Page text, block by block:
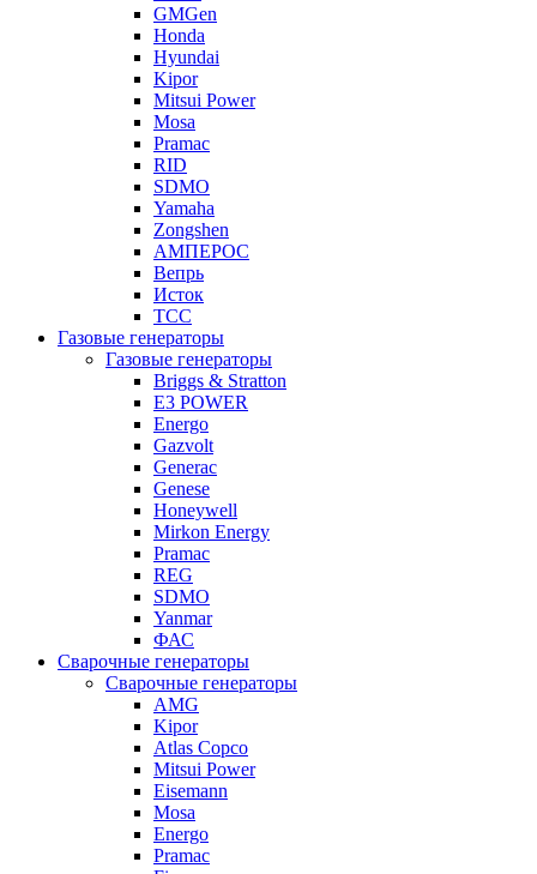
GMGen
Honda
Hyundai
Kipor
Mitsui Power
Mosa
Pramac
RID
SDMO
Yamaha
Zongshen
АМПЕРОС
Вепрь
Исток
ТСС
Газовые генераторы
Газовые генераторы
Briggs & Stratton
E3 POWER
Energo
Gazvolt
Generac
Genese
Honeywell
Mirkon Energy
Pramac
REG
SDMO
Yanmar
ФАС
Сварочные генераторы
Сварочные генераторы
AMG
Kipor
Atlas Copco
Mitsui Power
Eisemann
Mosa
Energo
Pramac